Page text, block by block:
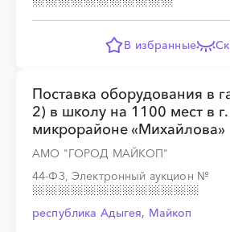
В избранные
Поставка оборудования в
2) в школу на 1100 мест в
микрорайоне «Михайлова»
АМО "ГОРОД МАЙКОП"
44-ФЗ, Электронный аукцион №
республика Адыгея, Майкоп